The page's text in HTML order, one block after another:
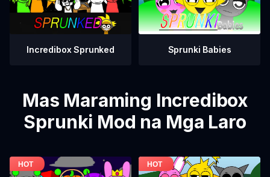
Incredibox Sprunked Sprunki Babies
Mas Maraming Incredibox
Sprunki Mod na Mga Laro